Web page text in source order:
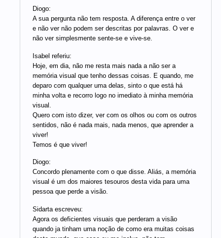
Diogo:
A sua pergunta não tem resposta. A diferença entre o ver
e não ver não podem ser descritas por palavras. O ver e
não ver simplesmente sente-se e vive-se.
Isabel referiu:
Hoje, em dia, não me resta mais nada a não ser a
memória visual que tenho dessas coisas. E quando, me
deparo com qualquer uma delas, sinto o que está há
minha volta e recorro logo no imediato à minha memória
visual.
Quero com isto dizer, ver com os olhos ou com os outros
sentidos, não é nada mais, nada menos, que aprender a
viver!
Temos é que viver!
Diogo:
Concordo plenamente com o que disse. Aliás, a memória
visual é um dos maiores tesouros desta vida para uma
pessoa que perde a visão.
Sidarta escreveu:
Agora os deficientes visuais que perderam a visão
quando ja tinham uma noção de como era muitas coisas